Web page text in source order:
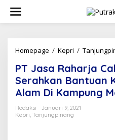
w
Homepage / Kepri /
PT Jasa Raharja
Serahkan Bantuan
Alam Di Kampung
Redaksi
Januari 9, 2021
Kepri, Tanjungpinang